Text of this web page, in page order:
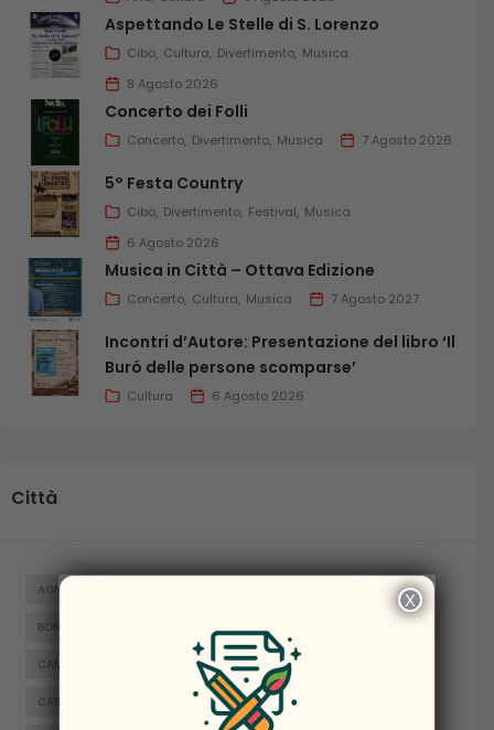
Aspettando Le Stelle di S. Lorenzo
Cibo Cultura Divertimento Musica
8 Agosto 2026
Concerto dei Folli
Concerto Divertimento Musica 7 Agosto 2026
5° Festa Country
Cibo Divertimento Festival Musica
6 Agosto 2026
Musica in Città – Ottava Edizione
Concerto Cultura Musica 7 Agosto 2027
Incontri d’Autore: Presentazione del libro ‘Il
Buró delle persone scomparse’
Cultura 6 Agosto 2026
Città
AGNONE BOJANO
BONEFRO CAMPITELLO MATESE
CAMPOMARINO CAPRACOTTA CARPINONE
CASACALENDA CASTELNUOVO AL VOLTURNO
× X